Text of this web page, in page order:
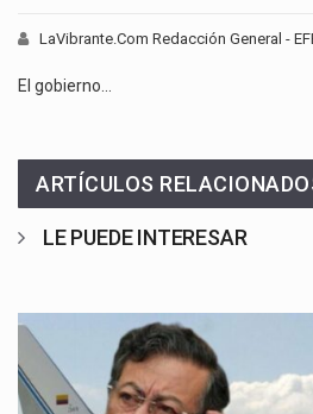
LaVibrante.Com Redacción General -
El gobierno…
ARTÍCULOS
LE PUEDE INTERESAR